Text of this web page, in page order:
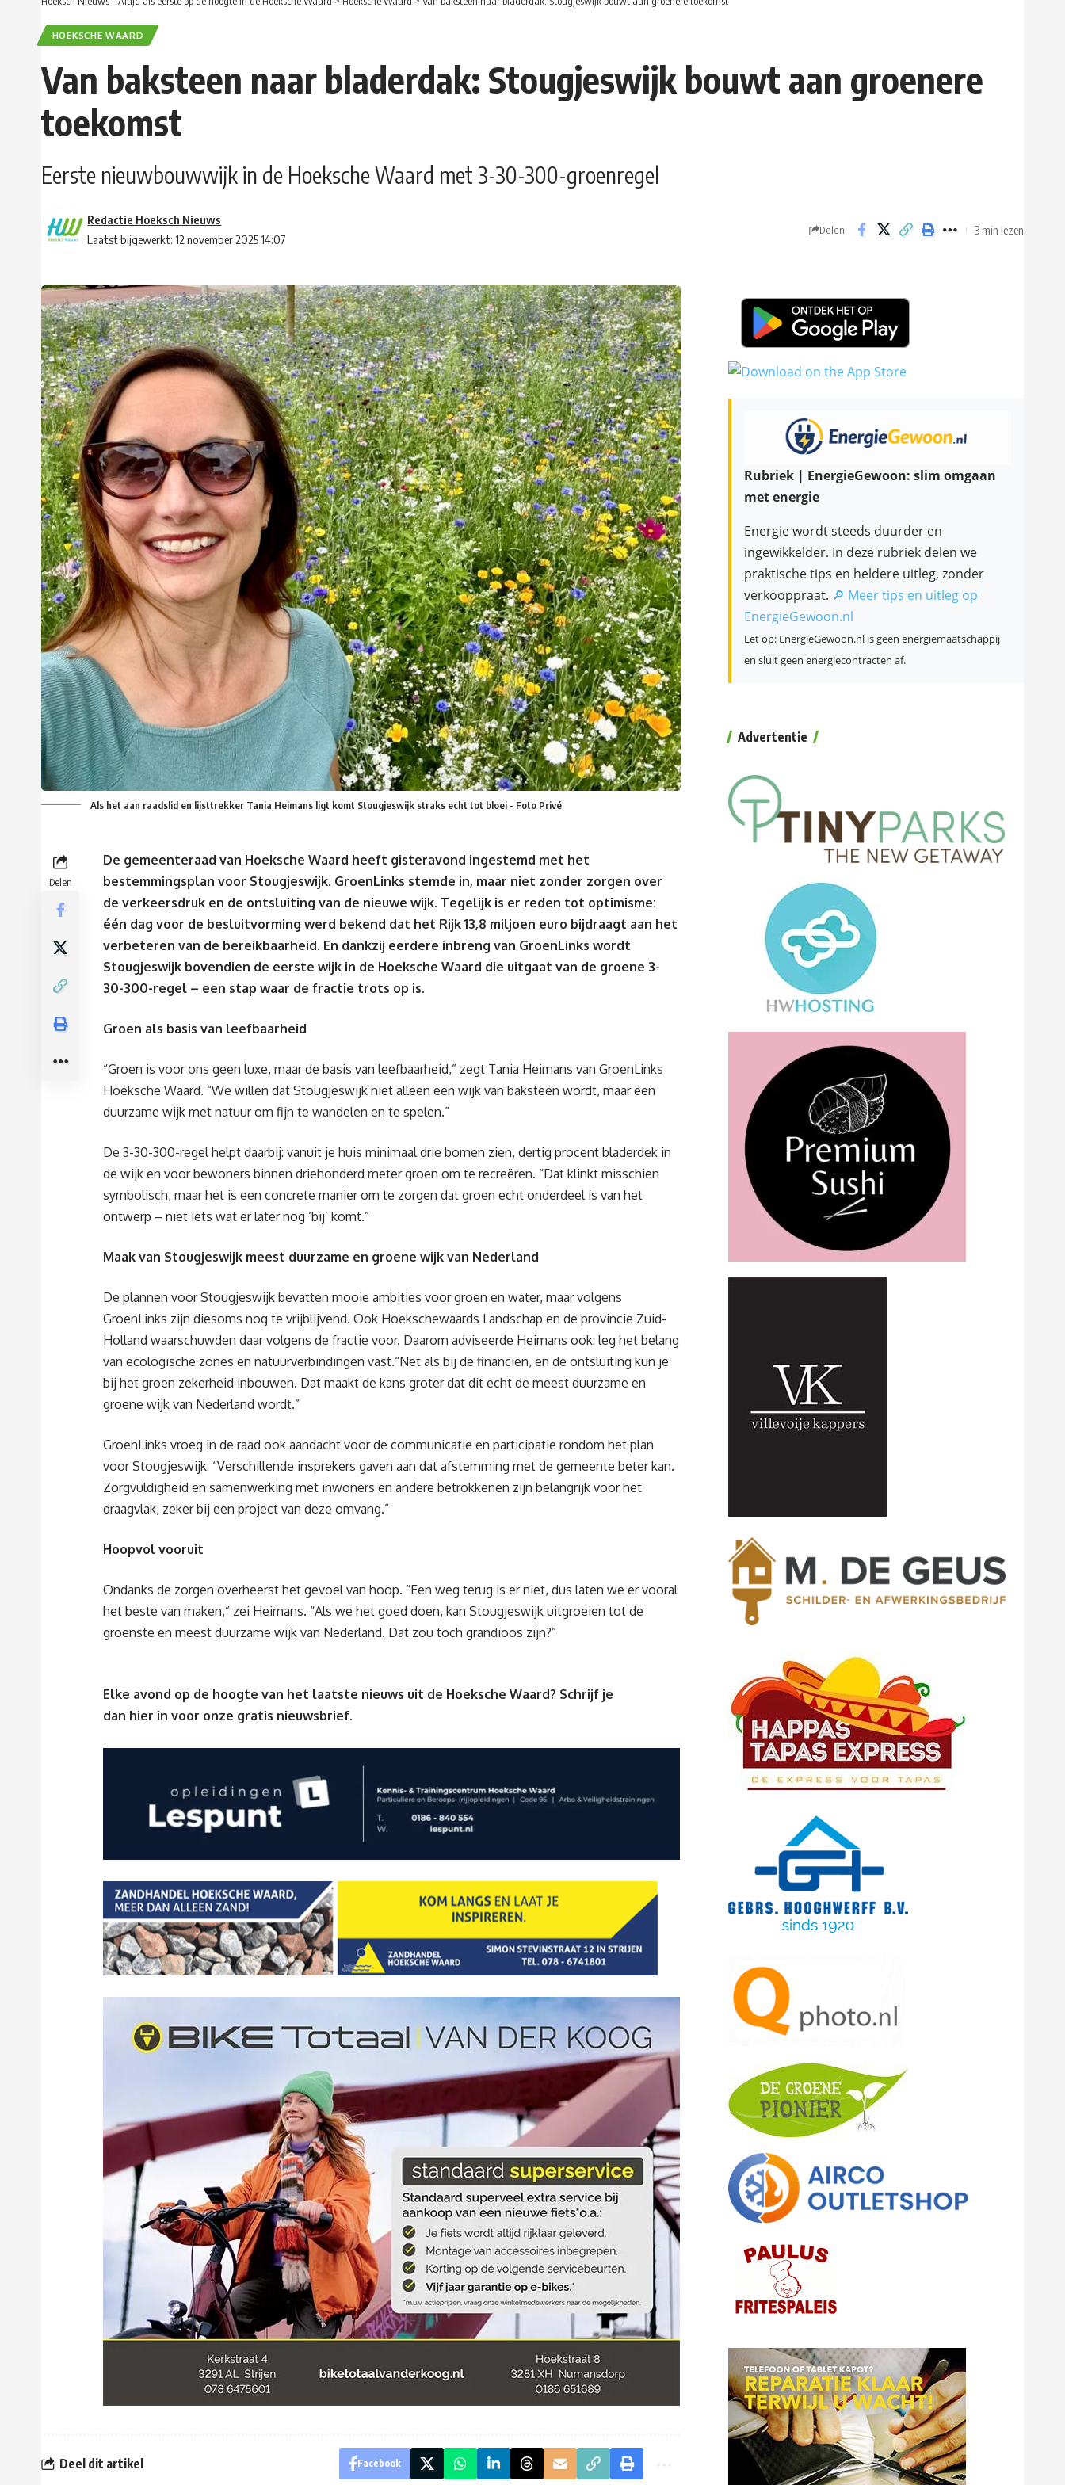
HOEKSCHE WAARD
Van baksteen naar bladerdak: Stougjeswijk bouwt aan groenere
toekomst
Eerste nieuwbouwwijk in de Hoeksche Waard met 3-30-300-groenregel
Laatst bijgewerkt: 12 november 2025 14:07
Redactie Hoeksch Nieuws
Delen 3 min lezen
Als het aan raadslid en lijsttrekker Tania Heimans ligt komt Stougjeswijk straks echt tot bloei - Foto Privé
Delen
De gemeenteraad van Hoeksche Waard heeft gisteravond ingestemd met het
bestemmingsplan voor Stougjeswijk. GroenLinks stemde in, maar niet zonder zorgen over
de verkeersdruk en de ontsluiting van de nieuwe wijk. Tegelijk is er reden tot optimisme:
één dag voor de besluitvorming werd bekend dat het Rijk 13,8 miljoen euro bijdraagt aan het
verbeteren van de bereikbaarheid. En dankzij eerdere inbreng van GroenLinks wordt
Stougjeswijk bovendien de eerste wijk in de Hoeksche Waard die uitgaat van de groene 3-
30-300-regel – een stap waar de fractie trots op is.
Groen als basis van leefbaarheid
“Groen is voor ons geen luxe, maar de basis van leefbaarheid,” zegt Tania Heimans van GroenLinks
Hoeksche Waard. “We willen dat Stougjeswijk niet alleen een wijk van baksteen wordt, maar een
duurzame wijk met natuur om fijn te wandelen en te spelen.”
De 3-30-300-regel helpt daarbij: vanuit je huis minimaal drie bomen zien, dertig procent bladerdek in
de wijk en voor bewoners binnen driehonderd metergroen om te recreëren. “Dat klinkt misschien
symbolisch, maar het is een concrete manier om te zorgen dat groen echt onderdeel is van het
ontwerp – niet iets wat er later nog ‘bij’ komt.”
Maak van Stougjeswijk meest duurzame en groene wijk van Nederland
De plannen voorStougjeswijk bevatten mooie ambities voor groen en water, maar volgens
GroenLinks zijn diesoms nog te vrijblijvend. Ook Hoekschewaards Landschap en de provincie Zuid-
Holland waarschuwden daarvolgens de fractie voor. Daarom adviseerde Heimans ook: leg het belang
van ecologische zones en natuurverbindingen vast.“Net als bij de financiën, en de ontsluiting kun je
bij het groen zekerheid inbouwen. Dat maakt de kans groterdat dit echt de meest duurzame en
groene wijk van Nederland wordt.”
GroenLinks vroeg in de raad ook aandacht voor de communicatie en participatie rondom het plan
voorStougjeswijk: “Verschillende insprekers gaven aan dat afstemming met de gemeente beter kan.
Zorgvuldigheid en samenwerking met inwoners en andere betrokkenen zijn belangrijk voor het
draagvlak, zeker bij een project van deze omvang.”
Hoopvol vooruit
Ondanks de zorgen overheerst het gevoel van hoop. “Een weg terug is er niet, dus laten we ervooral
het beste van maken,” zei Heimans. “Als we het goed doen, kan Stougjeswijk uitgroeien tot de
groenste en meest duurzame wijk van Nederland. Dat zou toch grandioos zijn?”
Elke avond op de hoogte van het laatste nieuws uit de Hoeksche Waard? Schrijf je
dan hier in voor onze gratis nieuwsbrief.
Deel dit artikel Facebook
Rubriek | EnergieGewoon: slim omgaan
met energie
Energie wordt steeds duurder en
ingewikkelder. In deze rubriek delen we
praktische tips en heldere uitleg, zonder
verkooppraat. 🔎 Meer tips en uitleg op
EnergieGewoon.nl
Let op: EnergieGewoon.nl is geen energiemaatschappij
en sluit geen energiecontracten af.
Advertentie